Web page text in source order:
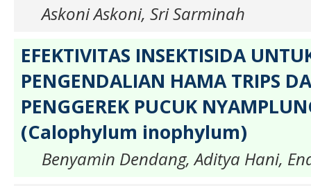
Askoni Askoni, Sri Sarminah
EFEKTIVITAS INSEKTISIDA
PENGENDALIAN HAMA TRIPS
PENGGEREK PUCUK
(Calophylum inophylum)
Benyamin Dendang, Aditya Hani,